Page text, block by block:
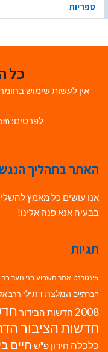
ספריות
כל
אין לעשות שימוש
לפרטים: Avihai.ZoomAt@gmail.com
האתר בתהליך
אנו עושים כל מאמץ
בבעיה אנא פנה אלינו!
תגיות
אינטרנט אתר השבוע בני נוער
חברתיים המלצת דתילי הרב
2008 חדשות הבידור
חדשות הציבור
כלכלה חידון פ"ש חיים